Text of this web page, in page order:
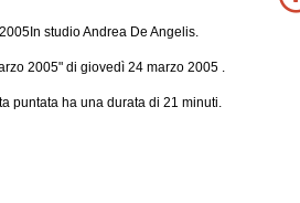
studio Andrea De Angelis.
2005" di giovedì 24 marzo 2005 .
puntata ha una durata di 21 minuti.